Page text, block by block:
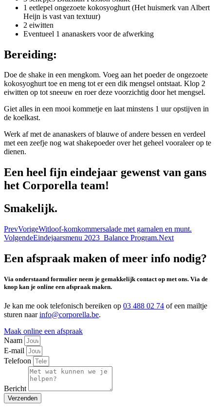
1 eetlepel ongezoete kokosyoghurt (Het huismerk van Albert
Heijn is vast van textuur)
2 eiwitten
Eventueel 1 ananaskers voor de afwerking
Bereiding:
Doe de shake in een mengkom. Voeg aan het poeder de ongezoete
kokosyoghurt toe en meng tot er een dik mengsel ontstaat. Klop 2
eiwitten op tot sneeuw en roer deze voorzichtig door het mengsel.
Giet alles in een mooi kommetje en laat minstens 1 uur opstijven in
de koelkast.
Werk af met de ananaskers of blauwe of andere bessen en verdeel
met een zeefje nog wat shakepoeder over het geheel vooraleer op te
dienen.
Een heel fijn eindejaar gewenst van gans
het Corporella team!
Smakelijk.
PrevVorigeWitloof-komkommersalade met garnalen en munt.
VolgendeEindejaarsmenu 2023 Balance Program.Next
Een afspraak maken of meer info nodig?
Via onderstaand formulier neem je gemakkelijk contact op met ons. Via de
knop kan je online een afspraak maken.
Je kan me ook telefonisch bereiken op 03 488 02 74 of een mailtje
sturen naarinfo@corporella.be.
Maak online een afspraak
Naam
E-mail
Telefoon
Bericht
Verzenden